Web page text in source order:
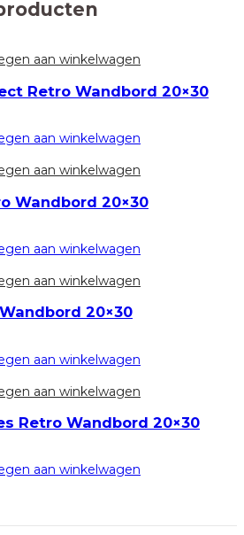
aan winkelwagen
Retro Wandbord 20×30
aan winkelwagen
aan winkelwagen
Wandbord 20×30
aan winkelwagen
aan winkelwagen
20×30
aan winkelwagen
aan winkelwagen
Retro Wandbord 20×30
aan winkelwagen